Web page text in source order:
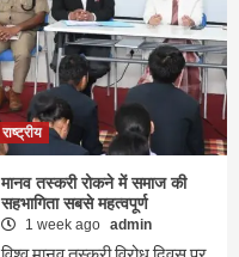
राष्ट्रीय
मानव तस्करी रोकने में समाज की
सहभागिता सबसे महत्वपूर्ण
1 week ago admin